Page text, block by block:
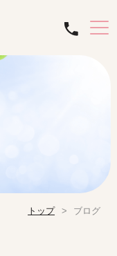
トップ ブログ